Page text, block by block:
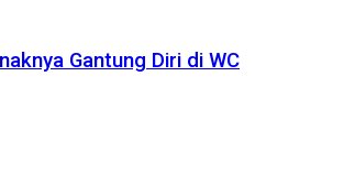
Gantung Diri di WC